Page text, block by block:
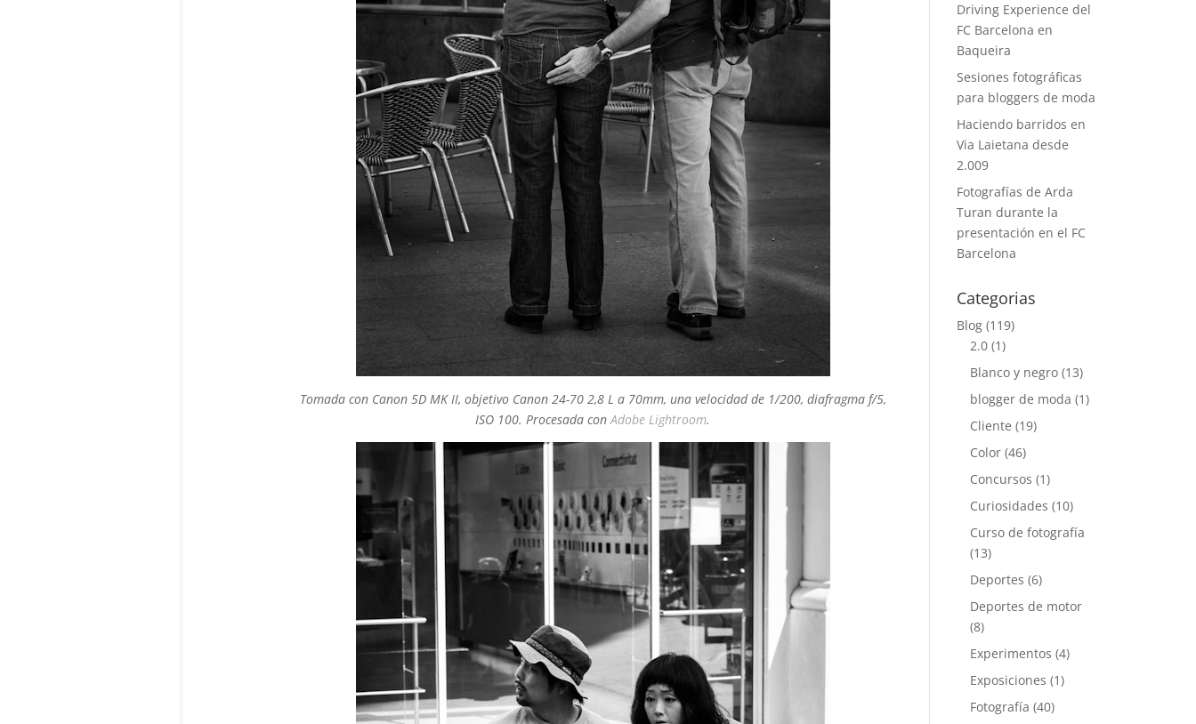
Tomada con Canon 5D MK II, objetivo Canon 24-70 2,8 L a 70mm, una velocidad de 1/200, diafragma f/5,
ISO 100. Procesada conAdobe Lightroom.
Driving Experience del
FC Barcelona en
Baqueira
Sesiones fotográficas
para bloggers de moda
Haciendo barridos en
Via Laietana desde
2.009
Fotografías de Arda
Turan durante la
presentación en el FC
Barcelona
Categorias
Blog (119)
2.0 (1)
Blanco y negro (13)
blogger de moda (1)
Cliente (19)
Color (46)
Concursos (1)
Curiosidades (10)
Curso de fotografía
(13)
Deportes (6)
Deportes de motor
(8)
Experimentos (4)
Exposiciones (1)
Fotografía (40)